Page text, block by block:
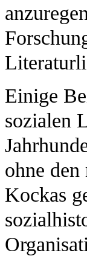
Einige
sozialen
ohne den
Kockas